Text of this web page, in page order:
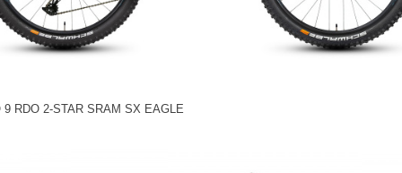
9 RDO 2-STAR SRAM SX EAGLE